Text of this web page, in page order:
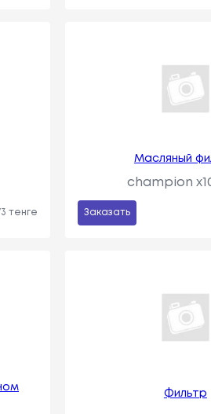
тенге
Масляный
champion
Заказать
Фильтр